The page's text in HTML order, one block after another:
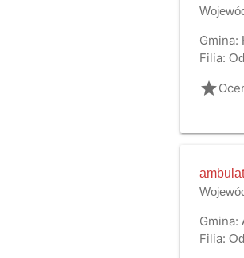
Gmina:
Filia:
grade
Gmina:
Filia: